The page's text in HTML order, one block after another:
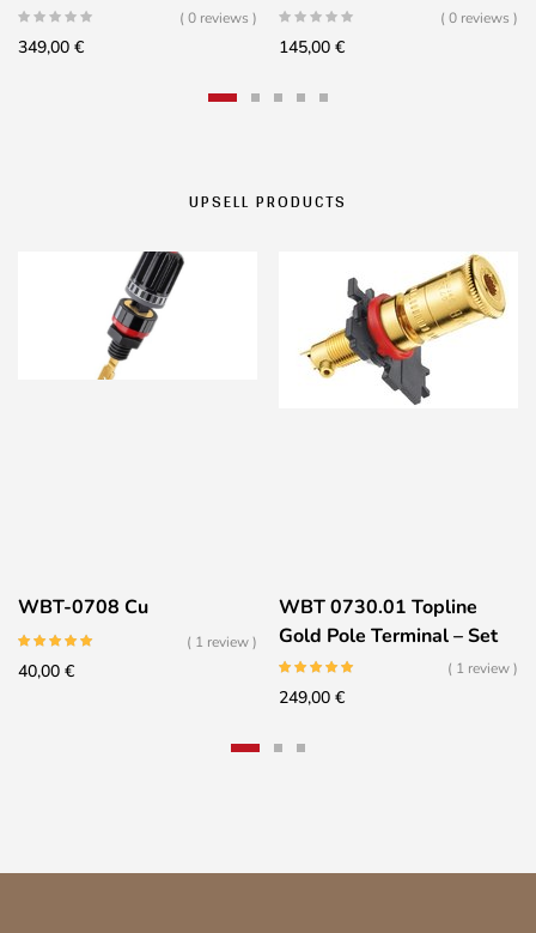
( 0 reviews )
349,00 €
( 0 reviews )
145,00 €
UPSELL PRODUCTS
WBT-0708 Cu
( 1 review )
40,00 €
WBT 0730.01 Topline
Gold Pole Terminal – Set
of 4
( 1 review )
249,00 €